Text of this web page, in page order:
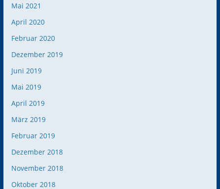
Mai 2021
April 2020
Februar 2020
Dezember 2019
Juni 2019
Mai 2019
April 2019
März 2019
Februar 2019
Dezember 2018
November 2018
Oktober 2018